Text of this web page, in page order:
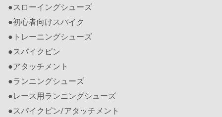
●スローイングシューズ
●初心者向けスパイク
●トレーニングシューズ
●スパイクピン
●アタッチメント
●ランニングシューズ
●レース用ランニングシューズ
●スパイクピン/アタッチメント